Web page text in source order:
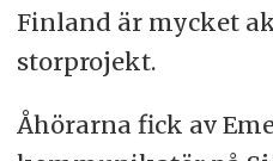
Finland är mycket
storprojekt.
Åhörarna fick av